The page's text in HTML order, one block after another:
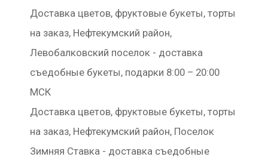
Доставка цветов, фруктовые букеты, торты
на заказ, Нефтекумский район,
Левобалковский поселок - доставка
съедобные букеты, подарки 8:00 – 20:00
МСК
Доставка цветов, фруктовые букеты, торты
на заказ, Нефтекумский район, Поселок
Зимняя Ставка - доставка съедобные